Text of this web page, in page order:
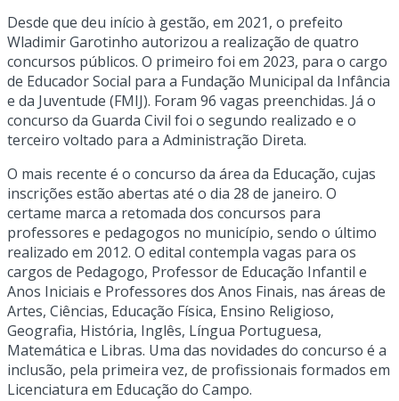
Desde que deu início à gestão, em 2021, o prefeito
Wladimir Garotinho autorizou a realização de quatro
concursos públicos. O primeiro foi em 2023, para o cargo
de Educador Social para a Fundação Municipal da Infância
e da Juventude (FMIJ). Foram 96 vagas preenchidas. Já o
concurso da Guarda Civil foi o segundo realizado e o
terceiro voltado para a Administração Direta.
O mais recente é o concurso da área da Educação, cujas
inscrições estão abertas até o dia 28 de janeiro. O
certame marca a retomada dos concursos para
professores e pedagogos no município, sendo o último
realizado em 2012. O edital contempla vagas para os
cargos de Pedagogo, Professor de Educação Infantil e
Anos Iniciais e Professores dos Anos Finais, nas áreas de
Artes, Ciências, Educação Física, Ensino Religioso,
Geografia, História, Inglês, Língua Portuguesa,
Matemática e Libras. Uma das novidades do concurso é a
inclusão, pela primeira vez, de profissionais formados em
Licenciatura em Educação do Campo.